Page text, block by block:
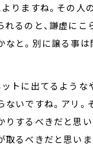
りますね。その人
れるのと、謙虚にこ
なと。別に譲る事
トに出てるような
ないですね。アリ。
りするべきだと思
取るべきだと思い